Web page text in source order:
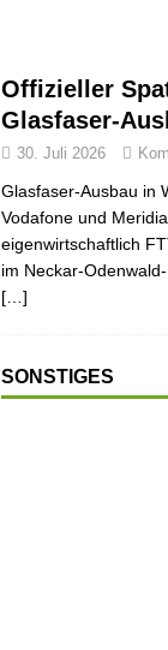
Offizieller
Glasfaser-
30. Juli 2026
Glasfaser-Ausbau in
Vodafone und
eigenwirtschaftlich
im Neckar-
[…]
SONSTIGES